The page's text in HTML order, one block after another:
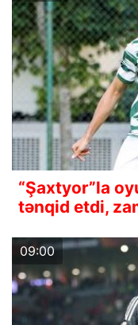
“Şaxtyor”la
tənqid etdi,
09:00